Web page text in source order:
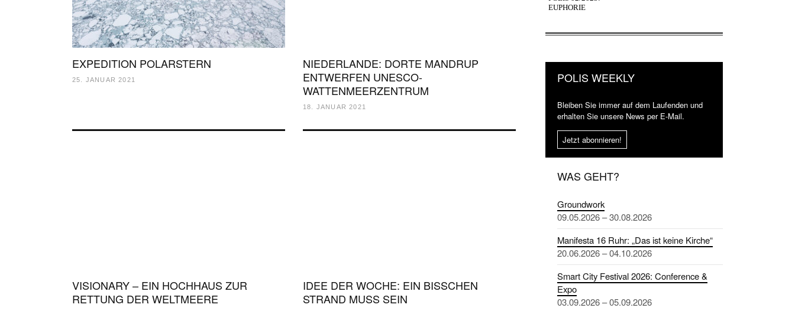
EXPEDITION POLARSTERN
25. JANUAR 2021
NIEDERLANDE: DORTE MANDRUP
ENTWERFEN UNESCO-
WATTENMEERZENTRUM
18. JANUAR 2021
VISIONARY – EIN HOCHHAUS ZUR
RETTUNG DER WELTMEERE
IDEE DER WOCHE: EIN BISSCHEN
STRAND MUSS SEIN
EUPHORIE
POLIS WEEKLY
Bleiben Sie immer auf dem Laufenden und
erhalten Sie unsere News per E-Mail.
Jetzt abonnieren!
WAS GEHT?
Groundwork
09.05.2026 – 30.08.2026
Manifesta 16 Ruhr: „Das ist keine Kirche“
20.06.2026 – 04.10.2026
Smart City Festival 2026: Conference &
Expo
03.09.2026 – 05.09.2026